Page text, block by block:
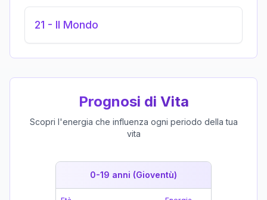
21 - Il Mondo
Prognosi di Vita
Scopri l'energia che influenza ogni periodo della tua
vita
0-19 anni (Gioventù)